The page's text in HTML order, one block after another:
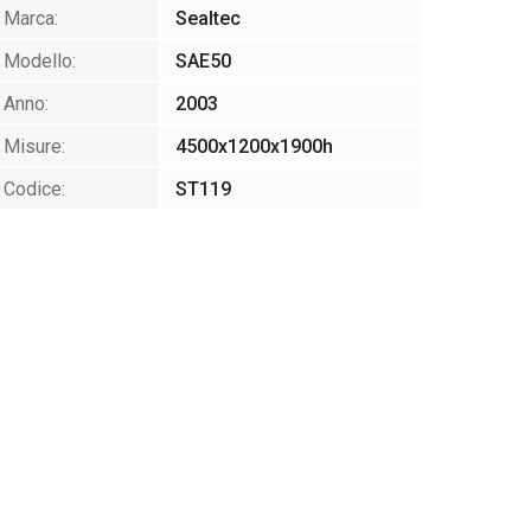
Marca:
Sealtec
Modello:
SAE50
Anno:
2003
Misure:
4500x1200x1900h
Codice:
ST119